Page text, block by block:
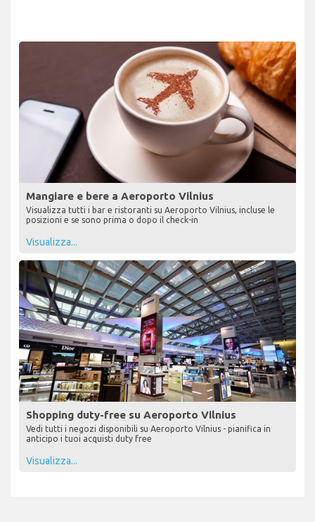
Mangiare e bere a Aeroporto Vilnius
Visualizza tutti i bar e ristoranti su Aeroporto Vilnius, incluse le
posizioni e se sono prima o dopo il check-in
Visualizza...
Shopping duty-free su Aeroporto Vilnius
Vedi tutti i negozi disponibili su Aeroporto Vilnius - pianifica in
anticipo i tuoi acquisti duty free
Visualizza...